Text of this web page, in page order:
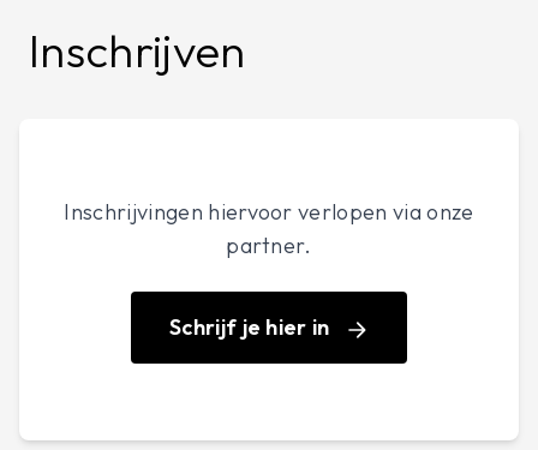
Inschrijven
Inschrijvingen hiervoor verlopen via onze
partner.
Schrijf je hier in